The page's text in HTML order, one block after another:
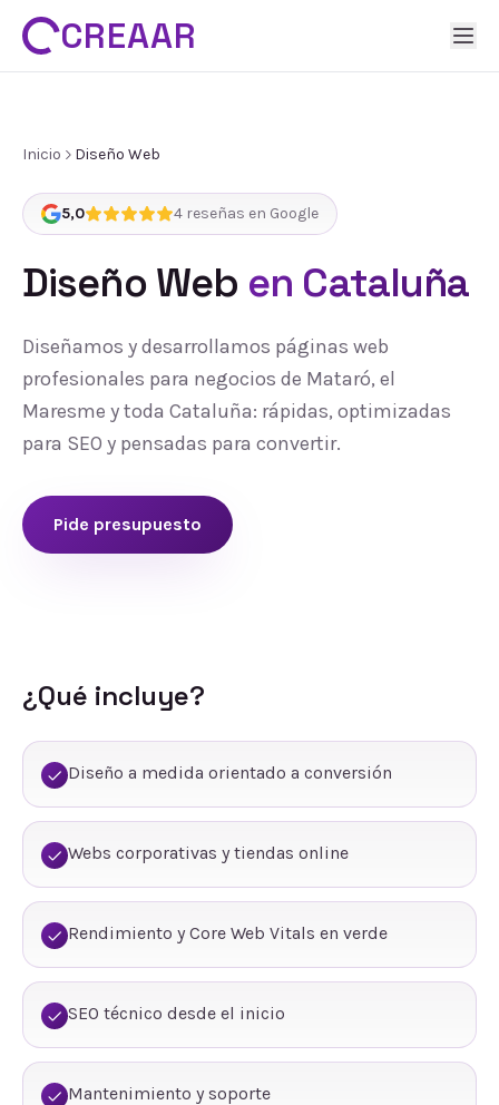
CREAAR
Inicio Diseño Web
5,0 4 reseñas en Google
Diseño Web en Cataluña
Diseñamos y desarrollamos páginas web
profesionales para negocios de Mataró, el
Maresme y toda Cataluña: rápidas, optimizadas
para SEO y pensadas para convertir.
Pide presupuesto
¿Qué incluye?
Diseño a medida orientado a conversión
Webs corporativas y tiendas online
Rendimiento y Core Web Vitals en verde
SEO técnico desde el inicio
Mantenimiento y soporte